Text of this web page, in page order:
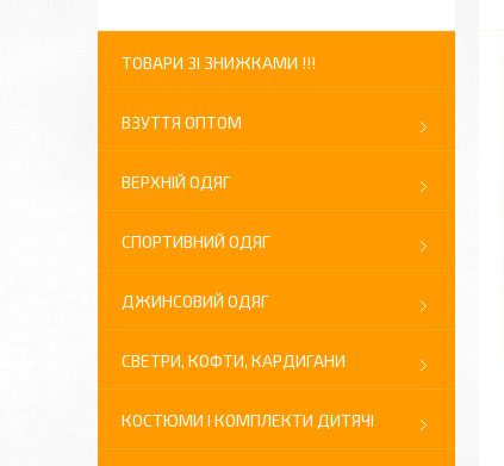
ТОВАРИ ЗІ ЗНИЖКАМИ !!!
ВЗУТТЯ ОПТОМ
ВЕРХНІЙ ОДЯГ
СПОРТИВНИЙ ОДЯГ
ДЖИНСОВИЙ ОДЯГ
СВЕТРИ, КОФТИ, КАРДИГАНИ
КОСТЮМИ І КОМПЛЕКТИ ДИТЯЧІ